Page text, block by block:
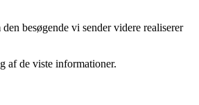
besøgende vi sender videre realiserer
af de viste informationer.